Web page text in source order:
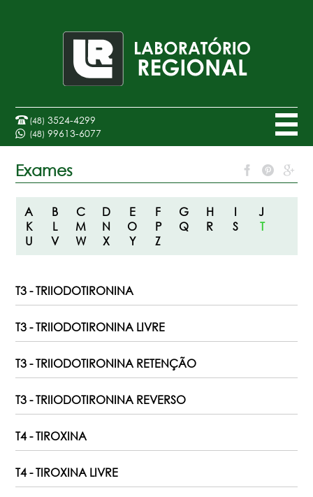
(48) 3524-4299
(48) 99613-6077
Exames
A B C D E F G H I
J
K
L M N O P Q R S
T
U
V W X Y Z
T3 - TRIIODOTIRONINA
T3 - TRIIODOTIRONINA LIVRE
T3 - TRIIODOTIRONINA RETENÇÃO
T3 - TRIIODOTIRONINA REVERSO
T4 - TIROXINA
T4 - TIROXINA LIVRE